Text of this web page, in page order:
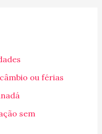
ou férias
sem